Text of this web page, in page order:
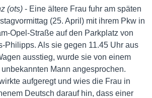
(ots)- Eine ältere Frau fuhr am späten
(25. April) mit ihrem Pkw in
Opel-Straße auf den Parkplatz von
Philipps. Als sie gegen 11.45 Uhr aus
ausstieg, wurde sie von einem
Mann angesprochen.
aufgeregt und wies die Frau in
Deutsch darauf hin, dass einer